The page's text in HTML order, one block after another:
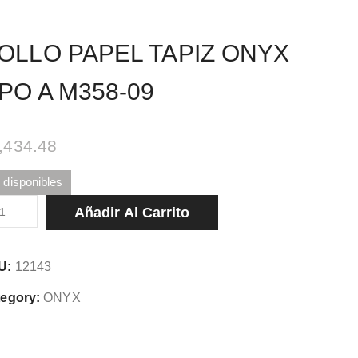
PAPEL TAPIZ ONYX
A M358-09
disponibles
Añadir Al Carrito
12143
ONYX